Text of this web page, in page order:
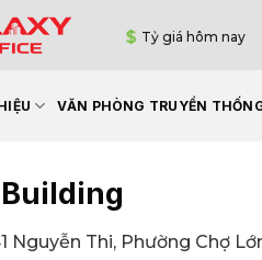
Tỷ giá hôm nay
VĂN PHÒNG TRUYỀN
Nguyễn Thi, Phường Chợ